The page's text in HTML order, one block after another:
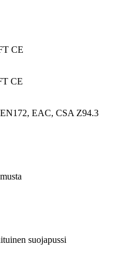
CE
CE
EAC, CSA Z94.3
suojapussi